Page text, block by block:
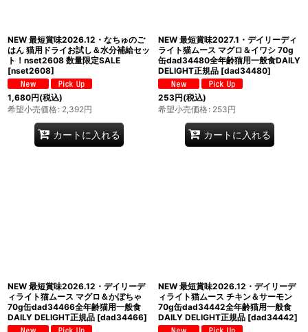
NEW 最短賞味2026.12・なちゅのご
はん 猫用ドライお試し＆水分補給セッ
ト！nset2608 数量限定SALE
[nset2608]
1,680円(税込)
希望小売価格: 2,392円
カートに入れる
NEW 最短賞味2027.1・デイリーディ
ライト猫ムース マグロ＆イワシ 70g
缶dad34480全年齢猫用一般食DAILY
DELIGHT正規品 [dad34480]
253円(税込)
希望小売価格: 253円
カートに入れる
NEW 最短賞味2026.12・デイリーデ
ィライト猫ムース マグロ＆かぼちゃ
70g缶dad34466全年齢猫用一般食
DAILY DELIGHT正規品 [dad34466]
NEW 最短賞味2026.12・デイリーデ
ィライト猫ムース チキン＆サーモン
70g缶dad34442全年齢猫用一般食
DAILY DELIGHT正規品 [dad34442]